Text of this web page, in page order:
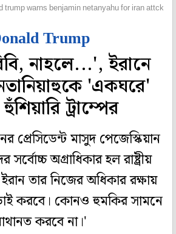
trump warns benjamin netanyahu for iran attck
Trump
নাহলে...', ইরানে
'একঘরে'
ট্রাম্পের
প্রেসিডেন্ট মাসুদ পেজেস্কিয়ান
অগ্রাধিকার হল রাষ্ট্রীয়
তার নিজের অধিকার রক্ষায়
করবে। কোনও হুমকির সামনে
করবে না।'